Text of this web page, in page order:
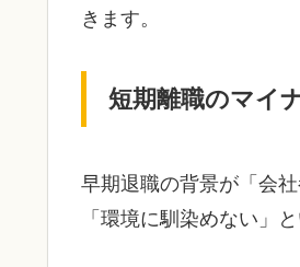
きます。
短期離職のマイ
早期退職の背景が「会
「環境に馴染めない」